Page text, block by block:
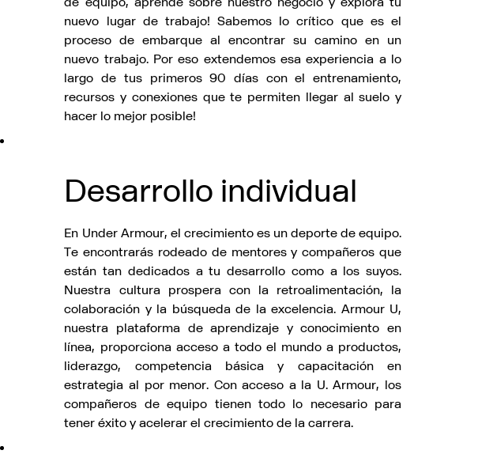
nuevo lugar de trabajo! Sabemos lo crítico que es el
proceso de embarque al encontrar su camino en un
nuevo trabajo. Por eso extendemos esa experiencia a lo
largo de tus primeros 90 días con el entrenamiento,
recursos y conexiones que te permiten llegar al suelo y
hacer lo mejor posible!
Desarrollo individual
En Under Armour, el crecimiento es un deporte de equipo.
Te encontrarás rodeado de mentores y compañeros que
están tan dedicados a tu desarrollo como a los suyos.
Nuestra cultura prospera con la retroalimentación, la
colaboración y la búsqueda de la excelencia. Armour U,
nuestra plataforma de aprendizaje y conocimiento en
línea, proporciona acceso a todo el mundo a productos,
liderazgo, competencia básica y capacitación en
estrategia al por menor. Con acceso a la U. Armour, los
compañeros de equipo tienen todo lo necesario para
tener éxito y acelerar el crecimiento de la carrera.